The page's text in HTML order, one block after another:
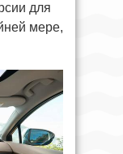
для
мере,